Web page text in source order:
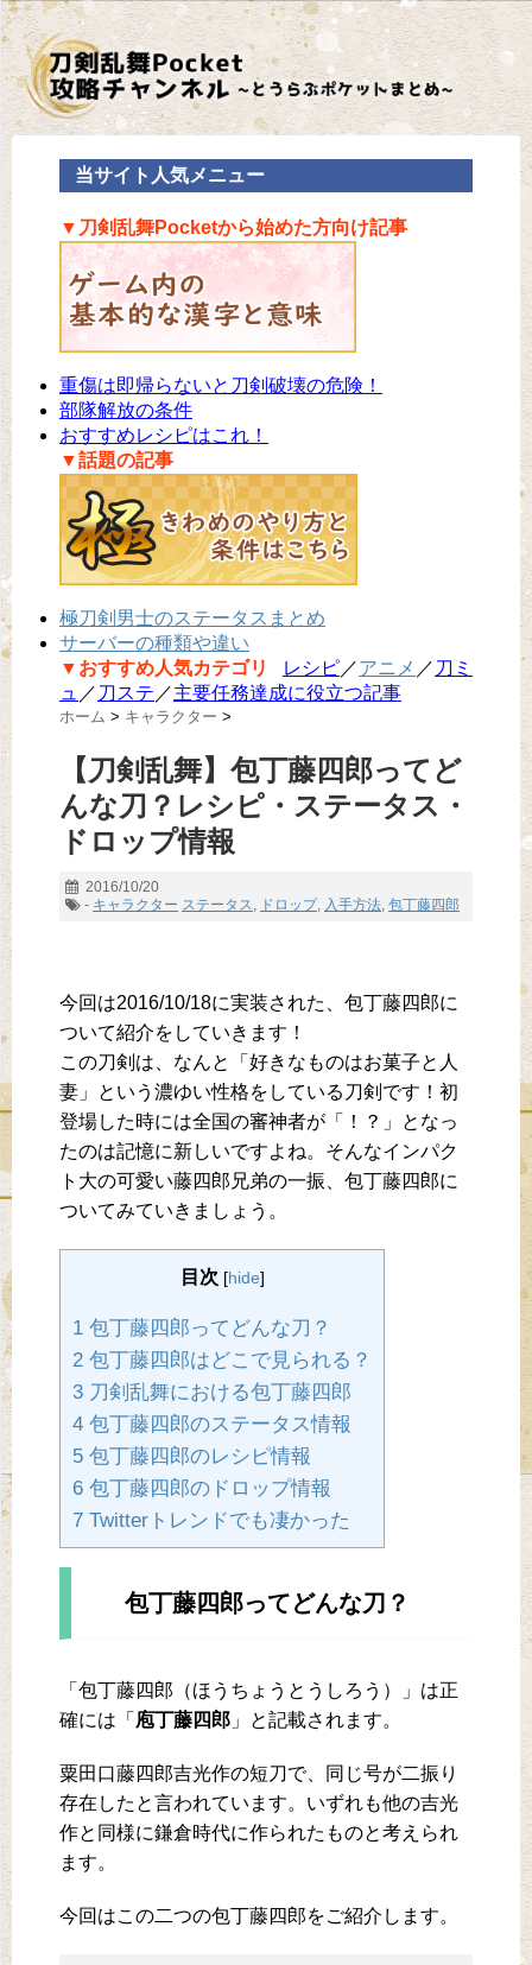
当サイト人気メニュー
▼刀剣乱舞Pocketから始めた方向け記事
重傷は即帰らないと刀剣破壊の危険！
部隊解放の条件
おすすめレシピはこれ！
▼話題の記事
極刀剣男士のステータスまとめ
サーバーの種類や違い
▼おすすめ人気カテゴリ
レシピ／アニメ ／ 刀ミ
ュ ／ 刀ステ ／主要任務達成に役立つ記事
ホーム > キャラクター >
【刀剣乱舞】包丁藤四郎ってど
んな刀？レシピ・ステータス・
ドロップ情報
2016/10/20
- キャラクター ステータス, ドロップ, 入手方法, 包丁藤四郎
今回は2016/10/18に実装された、包丁藤四郎に
ついて紹介をしていきます！
この刀剣は、なんと「好きなものはお菓子と人
妻」という濃ゆい性格をしている刀剣です！初
登場した時には全国の審神者が「！？」となっ
たのは記憶に新しいですよね。そんなインパク
ト大の可愛い藤四郎兄弟の一振、包丁藤四郎に
ついてみていきましょう。
目次 [hide]
1 包丁藤四郎ってどんな刀？
2 包丁藤四郎はどこで見られる？
3 刀剣乱舞における包丁藤四郎
4 包丁藤四郎のステータス情報
5 包丁藤四郎のレシピ情報
6 包丁藤四郎のドロップ情報
7 Twitterトレンドでも凄かった
包丁藤四郎ってどんな刀？
「包丁藤四郎（ほうちょうとうしろう）」は正
確には「 庖丁藤四郎 」と記載されます。
粟田口藤四郎吉光作の短刀で、同じ号が二振り
存在したと言われています。いずれも他の吉光
作と同様に鎌倉時代に作られたものと考えられ
ます。
今回はこの二つの包丁藤四郎をご紹介します。